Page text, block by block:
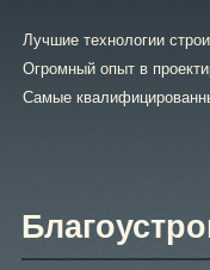
Лучшие технологии
Огромный опыт в
Самые